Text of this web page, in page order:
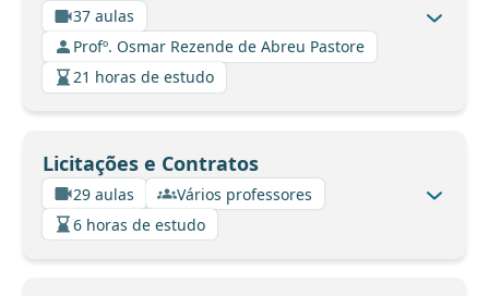
37 aulas
Profº. Osmar Rezende de Abreu Pastore
21 horas de estudo
Licitações e Contratos
29 aulas
Vários professores
6 horas de estudo